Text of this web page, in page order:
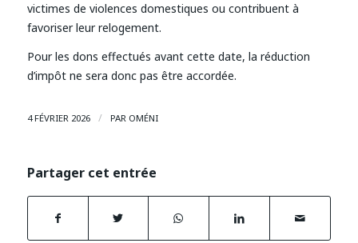
victimes de violences domestiques ou contribuent à
favoriser leur relogement.
Pour les dons effectués avant cette date, la réduction
d’impôt ne sera donc pas être accordée.
4 FÉVRIER 2026 / PAR OMÉNI
Partager cet entrée